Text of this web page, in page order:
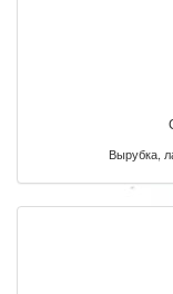
Вырубка,